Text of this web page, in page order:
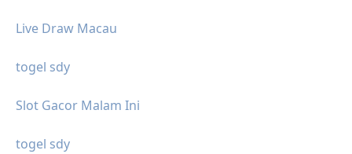
Live Draw Macau
togel sdy
Slot Gacor Malam Ini
togel sdy